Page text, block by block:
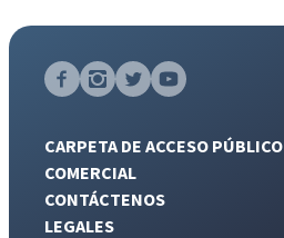
CARPETA DE ACCESO PÚBLICO
COMERCIAL
CONTÁCTENOS
LEGALES